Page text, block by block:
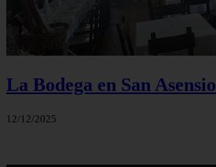
La Bodega en San Asensio
12/12/2025